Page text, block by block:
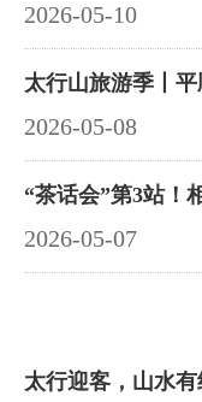
2026-05-10
太行山旅游季丨
2026-05-08
“茶话会”第3站！
2026-05-07
太行迎客，山水